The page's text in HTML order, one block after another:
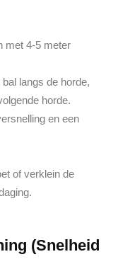
met 4-5 meter
langs de horde,
horde.
en een
of verklein de
(Snelheid